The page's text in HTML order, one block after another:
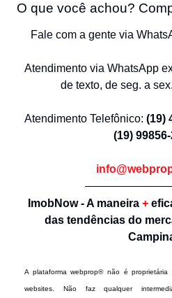
O que você achou?
Fale com a gente via
Atendimento via WhatsApp
de texto, de seg. a
Atendimento Telefônico: (19)
(19)
ImobNow - A maneira +
das tendências do
A plataforma webprop® não é
websites. Não faz qualquer